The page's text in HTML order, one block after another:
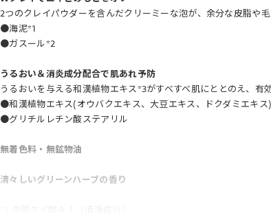
2つのクレイパウダーを含んだクリーミーな泡が、余分な皮脂や
●海泥*1
●ガスール*2
うるおい＆消炎成分配合で肌あれ予防
うるおいを与える和漢植物エキス*3がすべすべ肌にととのえ、有
●和漢植物エキス(オウバクエキス、大豆エキス、ドクダミエキ
●グリチルレチン酸ステアリル
無着色料・無鉱物油
清々しいグリーンハーブの香り